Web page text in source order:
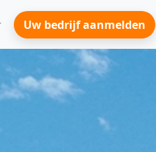
Uw bedrijf aanmelden